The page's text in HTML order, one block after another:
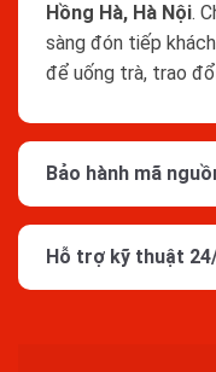
Hồng Hà, Hà Nội.
sàng đón tiếp
để uống trà, trao
Bảo hành mã
Hỗ trợ kỹ thuật